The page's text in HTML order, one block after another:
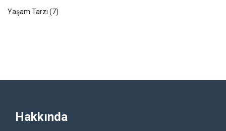
Yaşam Tarzı (7)
Hakkında